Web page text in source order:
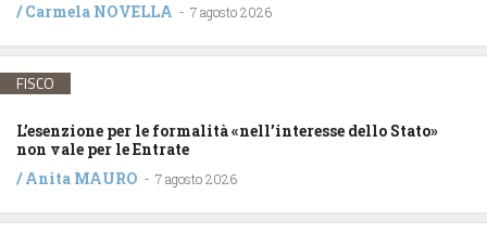
/Carmela NOVELLA - 7 agosto 2026
FISCO
L’esenzione per le formalità «nell’interesse dello Stato»
non vale per le Entrate
/Anita MAURO - 7 agosto 2026